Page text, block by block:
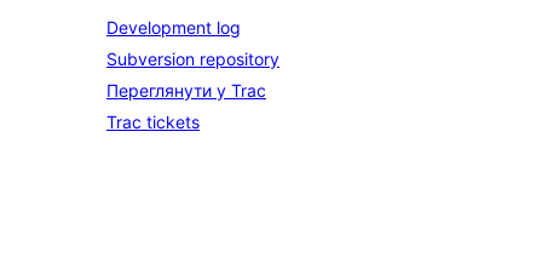
Development log
Subversion repository
Переглянути у Trac
Trac tickets